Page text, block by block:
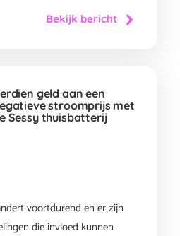
Bekijk bericht
geld aan een
stroomprijs met
Sessy thuisbatterij
voortdurend en er zijn
die invloed kunnen